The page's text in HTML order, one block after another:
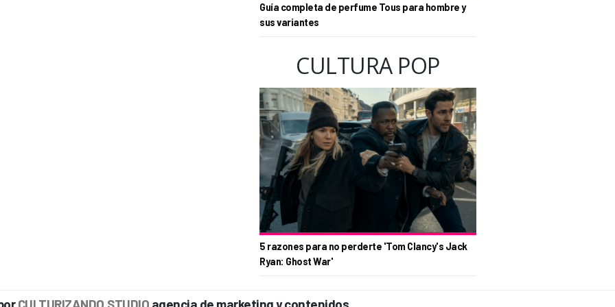
Guía completa de perfume Tous para hombre y
sus variantes
CULTURA POP
5 razones para no perderte 'Tom Clancy's Jack
Ryan: Ghost War'